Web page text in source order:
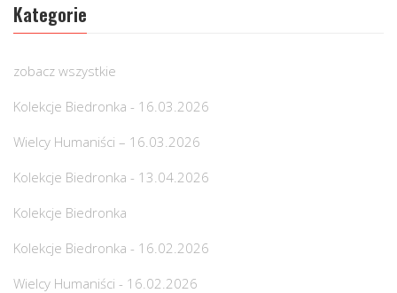
Kategorie
zobacz wszystkie
Kolekcje Biedronka - 16.03.2026
Wielcy Humaniści – 16.03.2026
Kolekcje Biedronka - 13.04.2026
Kolekcje Biedronka
Kolekcje Biedronka - 16.02.2026
Wielcy Humaniści - 16.02.2026